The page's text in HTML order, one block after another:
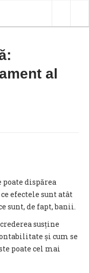
al
poate dispărea
efectele sunt atât
sunt, de fapt, banii.
susține
și cum se
poate cel mai